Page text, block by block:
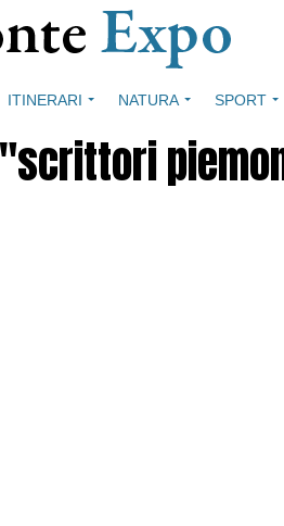
ITINERARI NATURA SPORT